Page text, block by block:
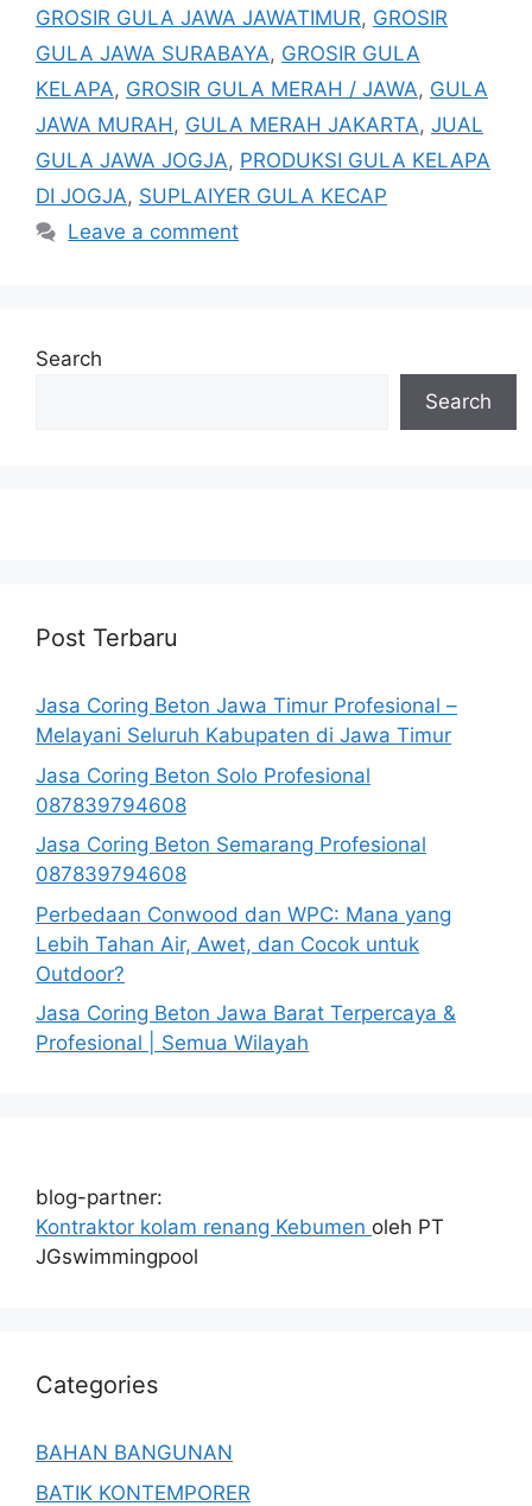
GROSIR GULA JAWA JAWATIMUR, GROSIR
GULA JAWA SURABAYA, GROSIR GULA
KELAPA, GROSIR GULA MERAH / JAWA, GULA
JAWA MURAH, GULA MERAH JAKARTA, JUAL
GULA JAWA JOGJA, PRODUKSI GULA KELAPA
DI JOGJA, SUPLAIYER GULA KECAP
Leave a comment
Search
Search
Post Terbaru
Jasa Coring Beton Jawa Timur Profesional –
Melayani Seluruh Kabupaten di Jawa Timur
Jasa Coring Beton Solo Profesional
087839794608
Jasa Coring Beton Semarang Profesional
087839794608
Perbedaan Conwood dan WPC: Mana yang
Lebih Tahan Air, Awet, dan Cocok untuk
Outdoor?
Jasa Coring Beton Jawa Barat Terpercaya &
Profesional | Semua Wilayah
blog-partner:
Kontraktor kolam renang Kebumen oleh PT
JGswimmingpool
Categories
BAHAN BANGUNAN
BATIK KONTEMPORER